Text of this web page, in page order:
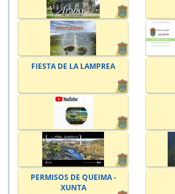
FIESTA DE LA LAMPREA
PERMISOS DE QUEIMA -
XUNTA